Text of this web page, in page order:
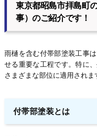
東京都昭島市拝島町
事）のご紹介です！
雨樋を含む付帯部塗装工事
せる重要な工程です。特に
さまざまな部位に適用されま
付帯部塗装とは